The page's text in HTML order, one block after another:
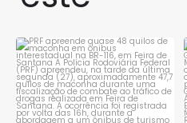
PRF apreende quase 48 quilos
de maconha em ônibus...
1 0